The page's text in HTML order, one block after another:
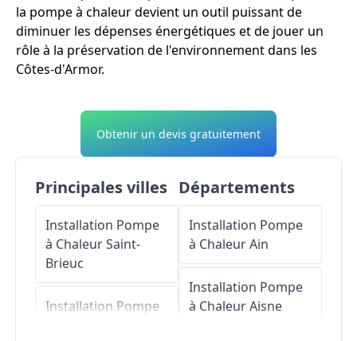
la pompe à chaleur devient un outil puissant de
diminuer les dépenses énergétiques et de jouer un
rôle à la préservation de l'environnement dans les
Côtes-d'Armor.
Obtenir un devis gratuitement
Principales villes
Installation Pompe
à ChaleurSaint-
Brieuc
Installation Pompe
Départements
Installation Pompe
à ChaleurAin
Installation Pompe
à ChaleurAisne